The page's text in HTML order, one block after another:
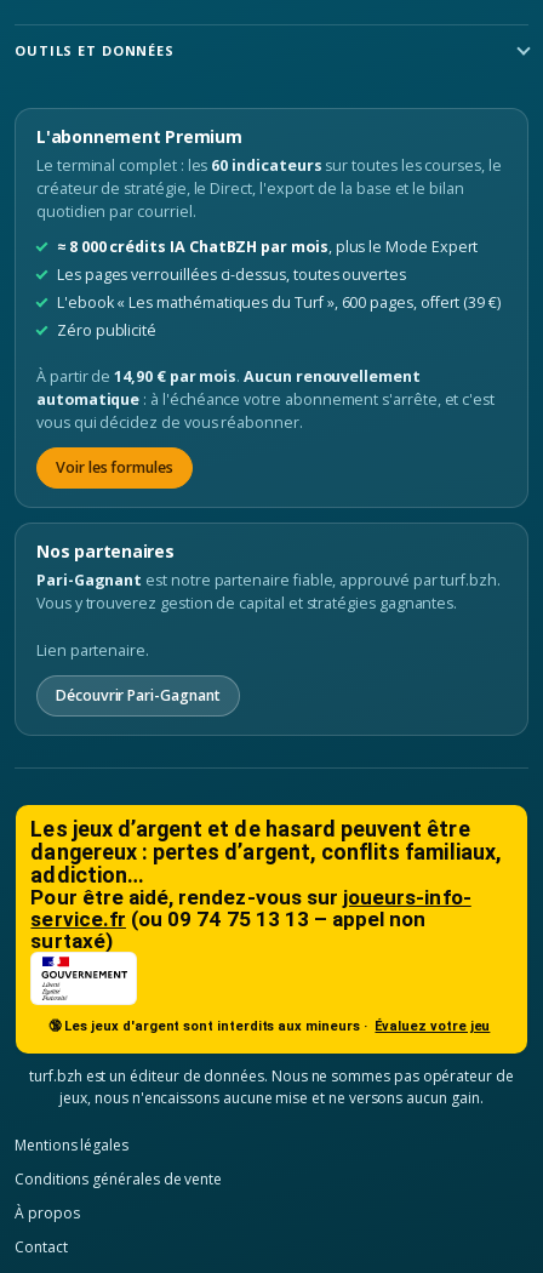
OUTILS ET DONNÉES
L'abonnement Premium
Le terminal complet : les 60 indicateurs sur toutes les courses, le
créateur de stratégie, le Direct, l'export de la base et le bilan
quotidien par courriel.
≈ 8 000 crédits IA ChatBZH par mois, plus le Mode Expert
Les pages verrouillées ci-dessus, toutes ouvertes
L'ebook « Les mathématiques du Turf », 600 pages, offert (39 €)
Zéro publicité
À partir de14,90 € par mois.Aucun renouvellement
automatique : à l'échéance votre abonnement s'arrête, et c'est
vous qui décidez de vous réabonner.
Voir les formules
Nos partenaires
Pari-Gagnant est notre partenaire fiable, approuvé par turf.bzh.
Vous y trouverez gestion de capital et stratégies gagnantes.
Lien partenaire.
Découvrir Pari-Gagnant
Les jeux d’argent et de hasard peuvent être
dangereux : pertes d’argent, conflits familiaux,
addiction…
Pour être aidé, rendez-vous sur joueurs-info-
service.fr (ou 09 74 75 13 13 – appel non
surtaxé)
🔞 Les jeux d'argent sont interdits aux mineurs · Évaluez votre jeu
turf.bzh est un éditeur de données. Nous ne sommes pas opérateur de
jeux, nous n'encaissons aucune mise et ne versons aucun gain.
Mentions légales
Conditions générales de vente
À propos
Contact